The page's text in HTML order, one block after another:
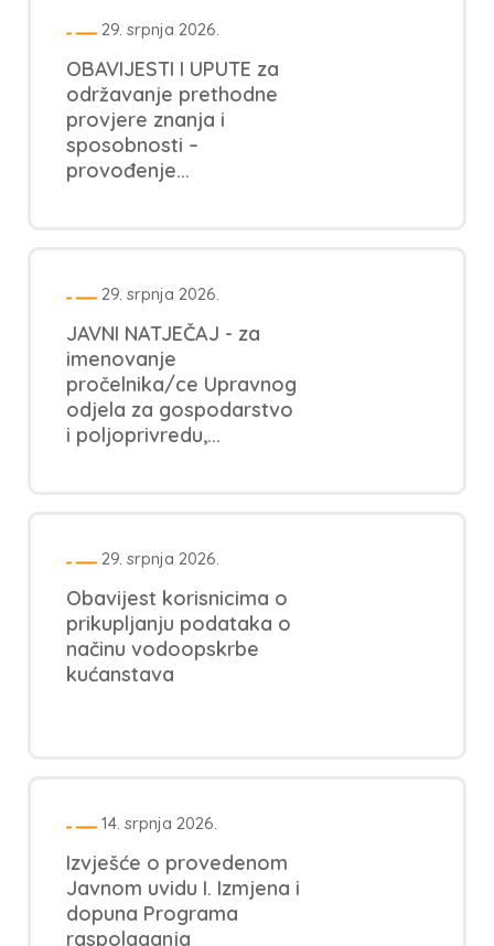
29. srpnja 2026.
OBAVIJESTI I UPUTE za
održavanje prethodne
provjere znanja i
sposobnosti –
provođenje...
29. srpnja 2026.
JAVNI NATJEČAJ - za
imenovanje
pročelnika/ce Upravnog
odjela za gospodarstvo
i poljoprivredu,...
29. srpnja 2026.
Obavijest korisnicima o
prikupljanju podataka o
načinu vodoopskrbe
kućanstava
14. srpnja 2026.
Izvješće o provedenom
Javnom uvidu I. Izmjena i
dopuna Programa
raspolaganja